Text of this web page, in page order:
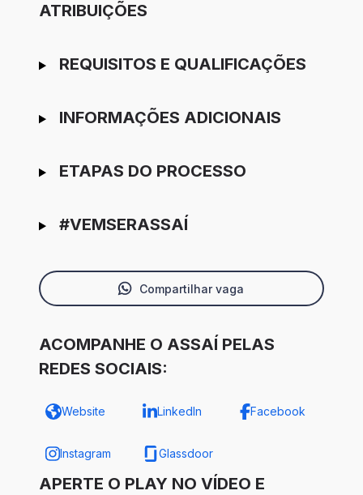
ATRIBUIÇÕES
REQUISITOS E QUALIFICAÇÕES
INFORMAÇÕES ADICIONAIS
ETAPAS DO PROCESSO
#VEMSERASSAÍ
Compartilhar vaga
ACOMPANHE O ASSAÍ PELAS
REDES SOCIAIS:
Website LinkedIn Facebook
Instagram Glassdoor
APERTE O PLAY NO VÍDEO E